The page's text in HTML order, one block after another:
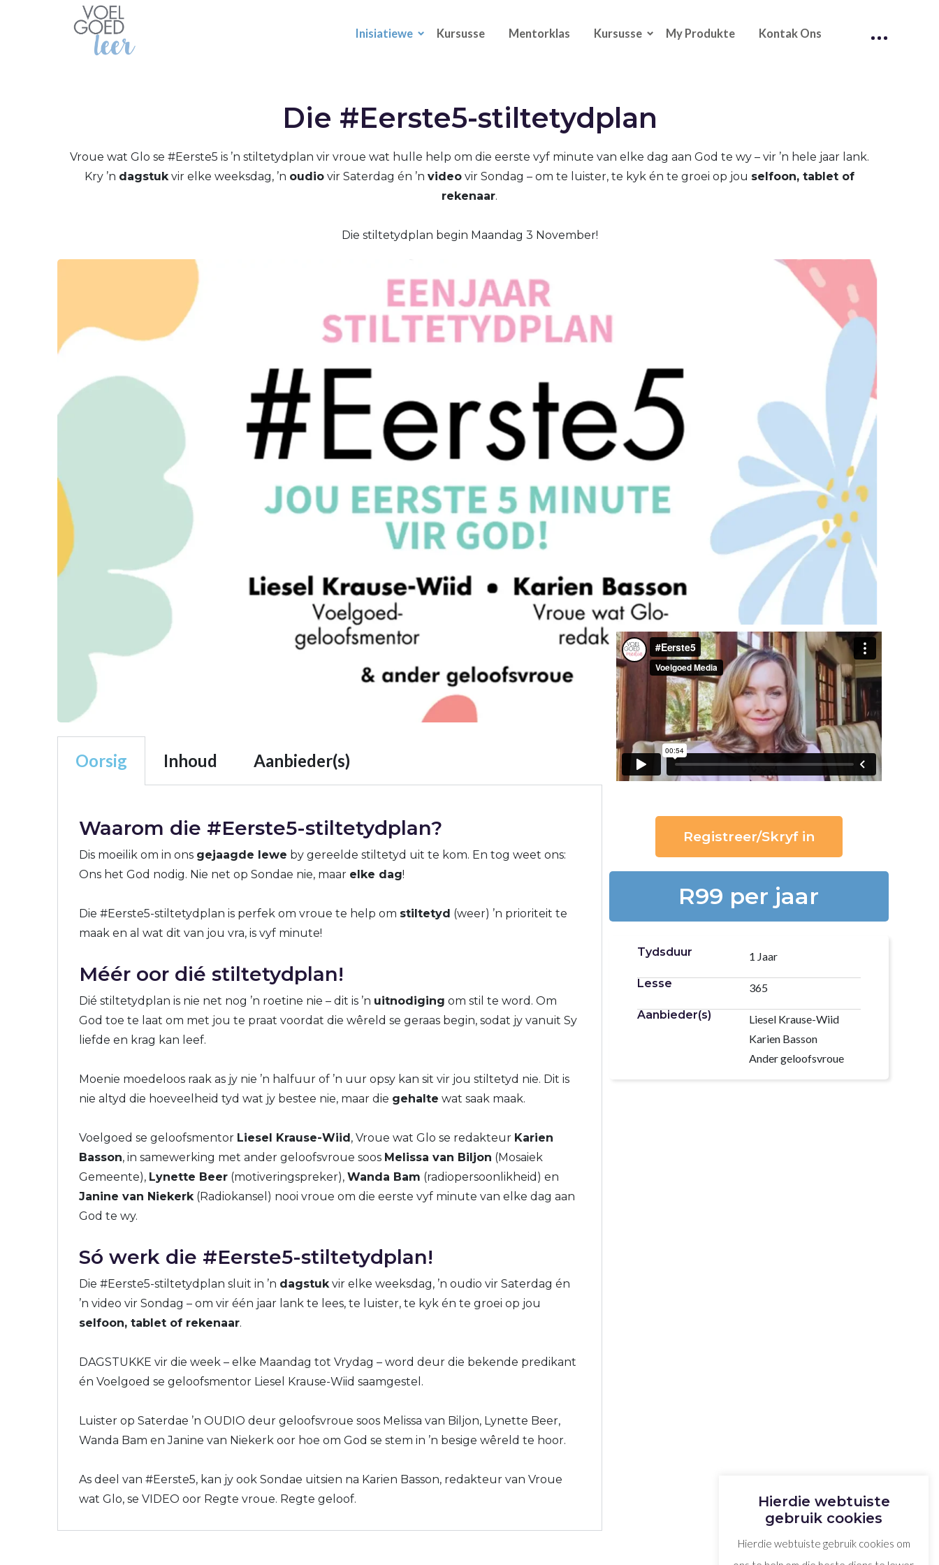
Inisiatiewe Kursusse Mentorklas Kursusse My Produkte Kontak Ons
Die #Eerste5-stiltetydplan
Vroue wat Glo se #Eerste5 is ’n stiltetydplan vir vroue wat hulle help om die eerste vyf minute van elke dag aan God te wy – vir ’n hele jaar lank.
Kry ’n dagstuk vir elke weeksdag, ’n oudio vir Saterdag én ’n video vir Sondag – om te luister, te kyk én te groei op jou selfoon, tablet of
rekenaar.
Die stiltetydplan begin Maandag 3 November!
Oorsig Inhoud Aanbieder(s)
Waarom die #Eerste5-stiltetydplan?
Dis moeilik om in ons gejaagde lewe by gereelde stiltetyd uit te kom. En tog weet ons:
Ons het God nodig. Nie net op Sondae nie, maar elke dag!
Die #Eerste5-stiltetydplan is perfek om vroue te help om stiltetyd (weer) ’n prioriteit te
maak en al wat dit van jou vra, is vyf minute!
Méér oor dié stiltetydplan!
Dié stiltetydplan is nie net nog ’n roetine nie – dit is ’n uitnodiging om stil te word. Om
God toe te laat om met jou te praat voordat die wêreld se geraas begin, sodat jy vanuit Sy
liefde en krag kan leef.
Moenie moedeloos raak as jy nie ’n halfuur of ’n uur opsy kan sit vir jou stiltetyd nie. Dit is
nie altyd die hoeveelheid tyd wat jy bestee nie, maar die gehalte wat saak maak.
Voelgoed se geloofsmentor Liesel Krause-Wiid , Vroue wat Glo se redakteur Karien
Basson, in samewerking met ander geloofsvroue soos Melissa van Biljon (Mosaiek
Gemeente), Lynette Beer (motiveringspreker), Wanda Bam (radiopersoonlikheid) en
Janine van Niekerk(Radiokansel) nooi vroue om die eerste vyf minute van elke dag aan
God te wy.
Só werk die #Eerste5-stiltetydplan!
Die #Eerste5-stiltetydplan sluit in ’n dagstukvir elke weeksdag, ’n oudio vir Saterdag én
’n video vir Sondag – om vir één jaar lank te lees, te luister, te kyk én te groei op jou
selfoon, tablet of rekenaar.
DAGSTUKKE vir die week – elke Maandag tot Vrydag – word deur die bekende predikant
én Voelgoed se geloofsmentor Liesel Krause-Wiid saamgestel.
Luister op Saterdae ’n OUDIO deur geloofsvroue soos Melissa van Biljon, Lynette Beer,
Wanda Bam en Janine van Niekerk oor hoe om God se stem in ’n besige wêreld te hoor.
As deel van #Eerste5, kan jy ook Sondae uitsien na Karien Basson, redakteur van Vroue
wat Glo, se VIDEO oor Regte vroue. Regte geloof.
Registreer/Skryf in
R99 per jaar
Tydsduur 1 Jaar
Lesse 365
Aanbieder(s)
Liesel Krause-Wiid
Karien Basson
Ander geloofsvroue
Hierdie webtuiste
gebruik cookies
Hierdie webtuiste gebruik cookies om